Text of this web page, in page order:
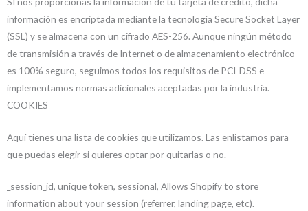
información es encriptada mediante la tecnología Secure Socket Layer
(SSL) y se almacena con un cifrado AES-256. Aunque ningún método
de transmisión a través de Internet o de almacenamiento electrónico
es 100% seguro, seguimos todos los requisitos de PCI-DSS e
implementamos normas adicionales aceptadas por la industria.
COOKIES
Aquí tienes una lista de cookies que utilizamos. Las enlistamos para
que puedas elegir si quieres optar por quitarlas o no.
_session_id, unique token, sessional, Allows Shopify to store
information about your session (referrer, landing page, etc).